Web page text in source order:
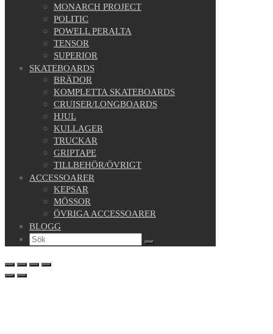
MONARCH PROJECT
POLITIC
POWELL PERALTA
TENSOR
SUPERIOR
SKATEBOARDS
BRÄDOR
KOMPLETTA SKATEBOARDS
CRUISER/LONGBOARDS
HJUL
KULLAGER
TRUCKAR
GRIPTAPE
TILLBEHÖR/ÖVRIGT
ACCESSOARER
KEPSAR
MÖSSOR
ÖVRIGA ACCESSOARER
BLOGG